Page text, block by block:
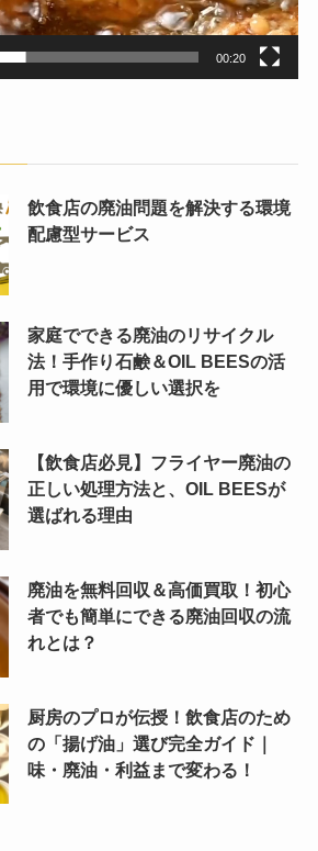
00:20
飲食店の廃油問題を解決する環境
配慮型サービス
家庭でできる廃油のリサイクル
法！手作り石鹸＆OIL BEESの活
用で環境に優しい選択を
【飲食店必見】フライヤー廃油の
正しい処理方法と、OIL BEESが
選ばれる理由
廃油を無料回収＆高価買取！初心
者でも簡単にできる廃油回収の流
れとは？
厨房のプロが伝授！飲食店のため
の「揚げ油」選び完全ガイド｜
味・廃油・利益まで変わる！